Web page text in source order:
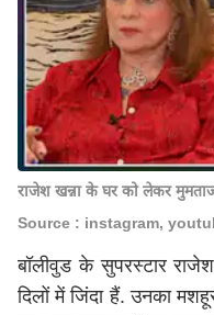
राजेश खन्ना के घर को लेकर
Source : instagram,
बॉलीवुड के सुपरस्टार
दिलों में जिंदा हैं. उनका